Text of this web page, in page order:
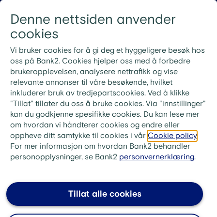
Denne nettsiden anvender
cookies
Vi bruker cookies for å gi deg et hyggeligere besøk hos
oss på Bank2. Cookies hjelper oss med å forbedre
brukeropplevelsen, analysere nettrafikk og vise
relevante annonser til våre besøkende, hvilket
inkluderer bruk av tredjepartscookies. Ved å klikke
"Tillat" tillater du oss å bruke cookies. Via "innstillinger"
kan du godkjenne spesifikke cookies. Du kan lese mer
om hvordan vi håndterer cookies og endre eller
oppheve ditt samtykke til cookies i vår Cookie policy
For mer informasjon om hvordan Bank2 behandler
personopplysninger, se Bank2 personvernerklæring.
Tillat alle cookies
Nye rutiner for ekstrainnbetaling på lån
Ved ekstrainnbetaling på lånet ditt må du bruke
KID-nummeret fra din siste faktura. Ønsker du i
stedet å betale neste måneds innbetaling, skriv «Til
gode + ditt lånenummer» i meldingsfeltet i stedet for
KID-nummer.
bank2.no > Låne > Refinansiering >
FAQ Refinansiering av billån
Hvor lang nedbetalingstid kan
billån?
Et vanlig billån har gjerne rundt fem års